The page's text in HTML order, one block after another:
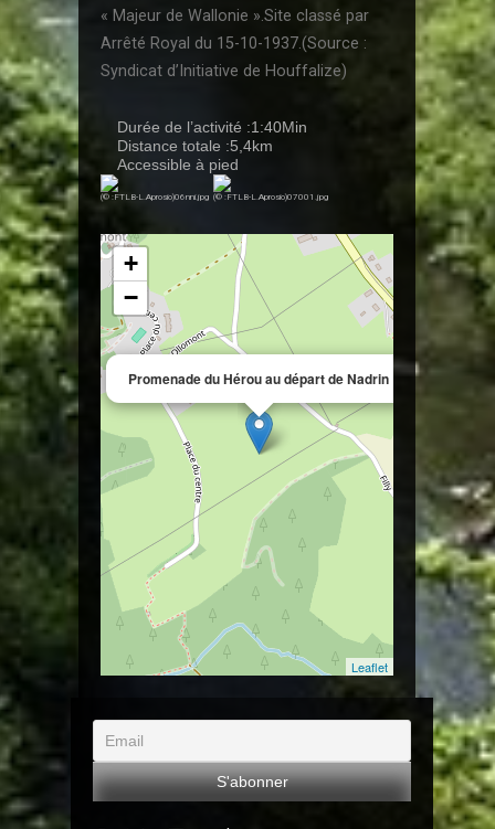
« Majeur de Wallonie ».Site classé par
Arrêté Royal du 15-10-1937.(Source :
Syndicat d’Initiative de Houffalize)
Durée de l’activité :1:40Min
Distance totale :5,4km
Accessible à pied
(© :FTLB-L.Aprosio)06nni.jpg (© :FTLB-L.Aprosio)07001.jpg
Promenade du Hérou au départ de Nadrin
×
+
−
Leaflet